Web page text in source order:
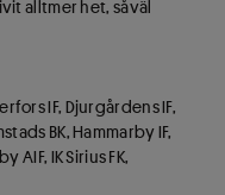
alltmer het, såväl
IF, Djurgårdens IF,
BK, Hammarby IF,
AIF, IK Sirius FK,